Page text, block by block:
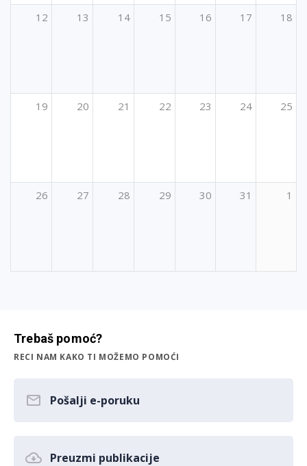
12 13 14 15 16 17 18
19 20 21 22 23 24 25
26 27 28 29 30 31 1
Trebaš pomoć?
RECI NAM KAKO TI MOŽEMO POMOĆI
Pošalji e-poruku
Preuzmi publikacije